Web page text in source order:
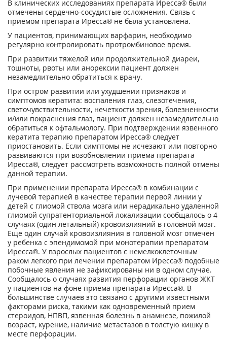
В клинических исследованиях препарата Иресса® были
отмечены сердечно-сосудистые осложнения. Связь с
приемом препарата Иресса® не была установлена.
У пациентов, принимающих варфарин, необходимо
регулярно контролировать протромбиновое время.
При развитии тяжелой или продолжительной диареи,
тошноты, рвоты или анорексии пациент должен
незамедлительно обратиться к врачу.
При остром развитии или ухудшении признаков и
симптомов кератита: воспаления глаз, слезотечения,
светочувствительности, нечеткости зрения, болезненности
и/или покраснения глаз, пациент должен незамедлительно
обратиться к офтальмологу. При подтверждении язвенного
кератита терапию препаратом Иресса® следует
приостановить. Если симптомы не исчезают или повторно
развиваются при возобновлении приема препарата
Иресса®, следует рассмотреть возможность полной отмены
данной терапии.
При применении препарата Иресса® в комбинации с
лучевой терапией в качестве терапии первой линии у
детей с глиомой ствола мозга или нерадикально удаленной
глиомой супратенториальной локализации сообщалось о 4
случаях (один летальный) кровоизлияний в головной мозг.
Еще один случай кровоизлияния в головной мозг отмечен
у ребенка с эпендимомой при монотерапии препаратом
Иресса®. У взрослых пациентов с немелкоклеточным
раком легкого при лечении препаратом Иресса® подобные
побочные явления не зафиксированы ни в одном случае.
Сообщалось о случаях развития перфорации органов ЖКТ
у пациентов на фоне приема препарата Иресса®. В
большинстве случаев это связано с другими известными
факторами риска, такими как одновременный прием
стероидов, НПВП, язвенная болезнь в анамнезе, пожилой
возраст, курение, наличие метастазов в толстую кишку в
месте перфорации.